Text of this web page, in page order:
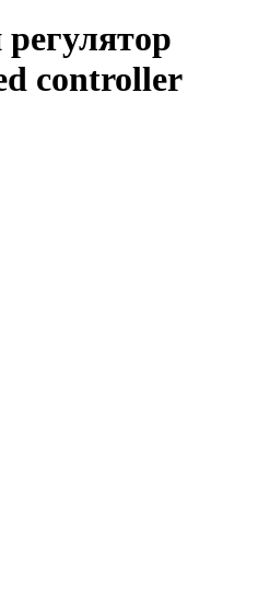
controller